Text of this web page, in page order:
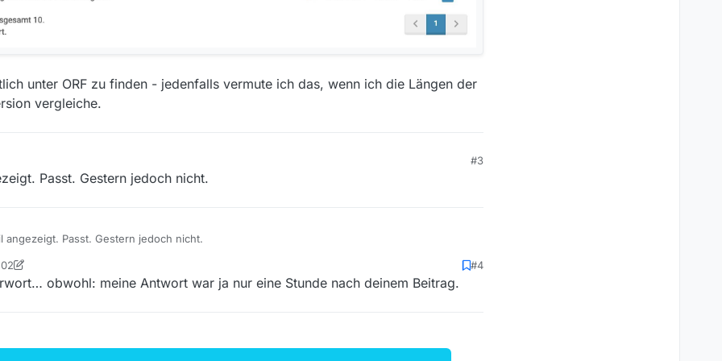
unter ORF zu finden - jedenfalls vermute ich das, wenn ich die Längen der
vergleiche.
#3
Passt. Gestern jedoch nicht.
angezeigt. Passt. Gestern jedoch nicht.
#4
obwohl: meine Antwort war ja nur eine Stunde nach deinem Beitrag.